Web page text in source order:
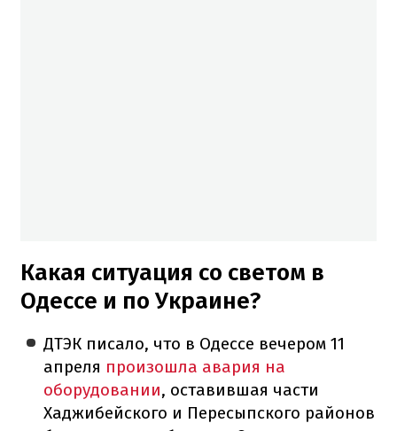
Какая ситуация со светом в
Одессе и по Украине?
ДТЭК писало, что в Одессе вечером 11
апреля произошла авария на
оборудовании, оставившая части
Хаджибейского и Пересыпского районов